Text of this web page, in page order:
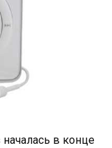
в конце